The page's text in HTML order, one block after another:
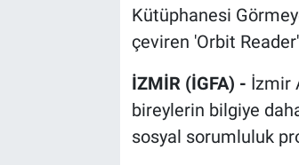
Kütüphanesi
çeviren 'Orbit
İZMİR (İGFA) - İzmir
bireylerin bilgiye
sosyal sorumluluk